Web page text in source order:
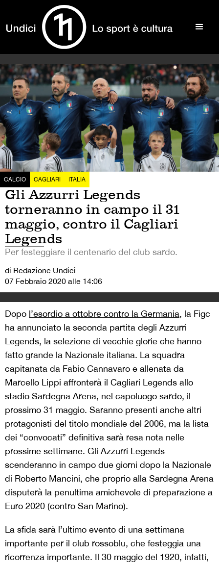
CALCIO CAGLIARI ITALIA
Gli Azzurri Legends
torneranno in campo il 31
maggio, contro il Cagliari
Legends
Per festeggiare il centenario del club sardo.
di Redazione Undici
07 Febbraio 2020 alle 14:06
Dopo l’esordio a ottobre contro la Germania, la Figc
ha annunciato la seconda partita degli Azzurri
Legends, la selezione di vecchie glorie che hanno
fatto grande la Nazionale italiana. La squadra
capitanata da Fabio Cannavaro e allenata da
Marcello Lippi affronterà il Cagliari Legends allo
stadio Sardegna Arena, nel capoluogo sardo, il
prossimo 31 maggio. Saranno presenti anche altri
protagonisti del titolo mondiale del 2006, ma la lista
dei “convocati” definitiva sarà resa nota nelle
prossime settimane. Gli Azzurri Legends
scenderanno in campo due giorni dopo la Nazionale
di Roberto Mancini, che proprio alla Sardegna Arena
disputerà la penultima amichevole di preparazione a
Euro 2020 (contro San Marino).
La sfida sarà l’ultimo evento di una settimana
importante per il club rossoblu, che festeggia una
ricorrenza importante. Il 30 maggio del 1920, infatti,